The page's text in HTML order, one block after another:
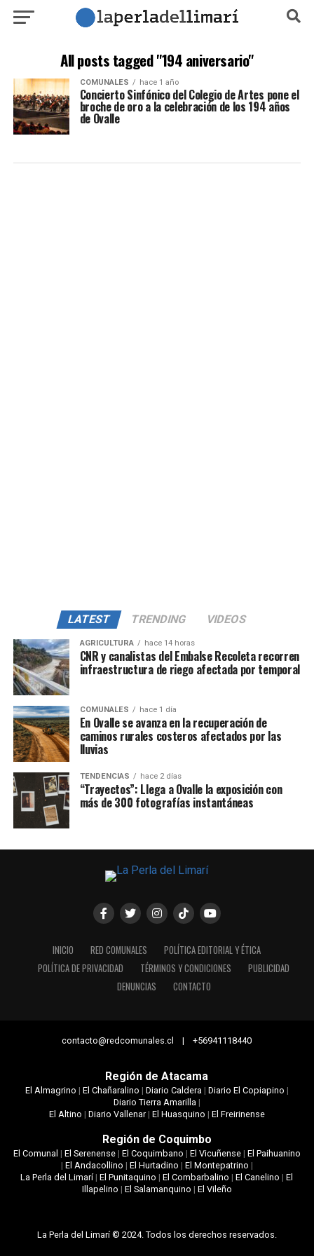
All posts tagged "194 aniversario"
COMUNALES hace 1 año
Concierto Sinfónico del Colegio de Artes pone el
broche de oro a la celebración de los 194 años
de Ovalle
LATEST TRENDING VIDEOS
AGRICULTURA hace 14 horas
CNR y canalistas del Embalse Recoleta recorren
infraestructura de riego afectada por temporal
COMUNALES hace 1 día
En Ovalle se avanza en la recuperación de
caminos rurales costeros afectados por las
lluvias
TENDENCIAS hace 2 días
“Trayectos”: Llega a Ovalle la exposición con
más de 300 fotografías instantáneas
INICIO RED COMUNALES
POLÍTICA EDITORIAL Y ÉTICA
POLÍTICA DE PRIVACIDAD
TÉRMINOS Y CONDICIONES
PUBLICIDAD
DENUNCIAS
CONTACTO
contacto@redcomunales.cl | +56941118440
Región de Atacama
El Almagrino | El Chañaralino | Diario Caldera| Diario El Copiapino |
Diario Tierra Amarilla|
El Altino | Diario Vallenar| El Huasquino | El Freirinense
Región de Coquimbo
El Comunal | El Serenense| El Coquimbano | El Vicuñense| El Paihuanino
| El Andacollino | El Hurtadino | El Montepatrino |
La Perla del Limarí|El Punitaquino |El Combarbalino |El Canelino |El
Illapelino | El Salamanquino | El Vileño
La Perla del Limarí © 2024. Todos los derechos reservados.